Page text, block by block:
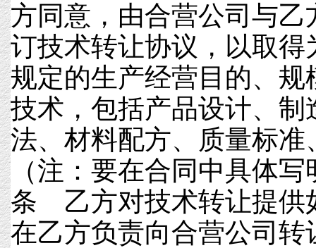
方同意，由合营公司与
订技术转让协议，以取得
规定的生产经营目的、
技术，包括产品设计、制
法、材料配方、质量标准
（注：要在合同中具
条 乙方对技术转让提供
在乙方负责向合营公司转